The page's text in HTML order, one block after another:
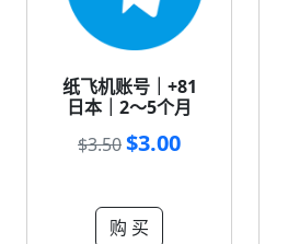
纸飞机账号｜+81
日本｜2～5个月
$3.50$3.00
购 买